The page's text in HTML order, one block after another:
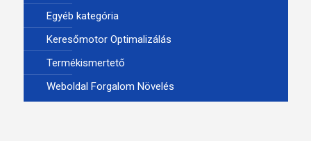
Egyéb kategória
Keresőmotor Optimalizálás
Termékismertető
Weboldal Forgalom Növelés